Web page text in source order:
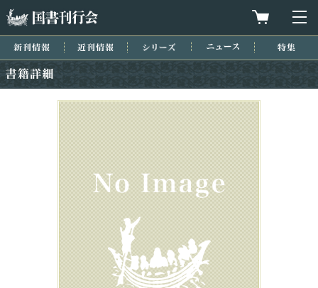
買物カゴを
新刊情報 近刊情報 シリーズ ニュース